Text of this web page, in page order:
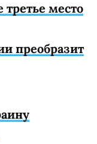
место
преобразит